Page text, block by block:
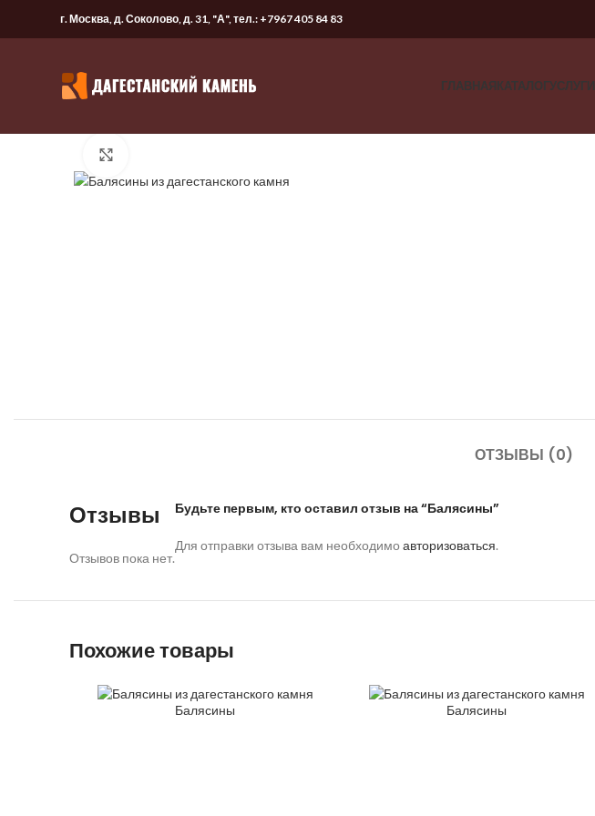
г. Москва, д. Соколово, д. 31, "А", тел.: +7967 405 84 83
ГЛАВНАЯКАТАЛОГУСЛУГИ
ОТЗЫВЫ (0)
Отзывы
Отзывов пока нет.
Будьте первым, кто оставил отзыв на “Балясины”
Для отправки отзыва вам необходимо авторизоваться.
Похожие товары
Балясины Балясины